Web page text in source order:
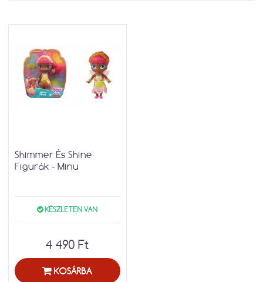
Shimmer És Shine
Figurák - Minu
KÉSZLETEN VAN
4 490 Ft
KOSÁRBA